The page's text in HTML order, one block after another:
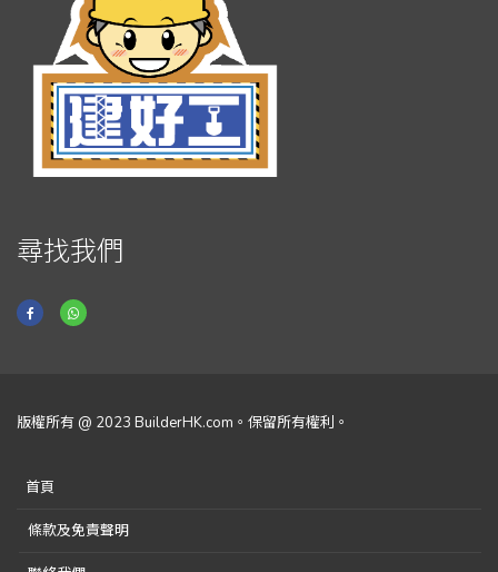
尋找我們
版權所有 @ 2023 BuilderHK.com。保留所有權利。
首頁
條款及免責聲明